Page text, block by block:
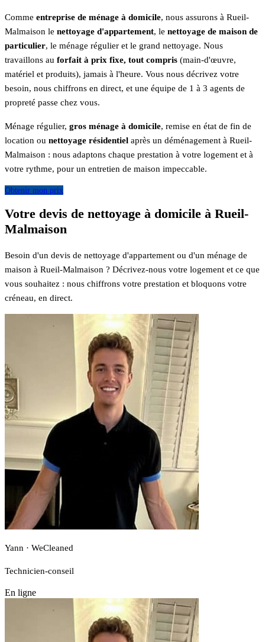
Comme entreprise de ménage à domicile, nous assurons à Rueil-
Malmaison le nettoyage d'appartement, le nettoyage de maison de
particulier, le ménage régulier et le grand nettoyage. Nous
travaillons au forfait à prix fixe, tout compris (main-d'œuvre,
matériel et produits), jamais à l'heure. Vous nous décrivez votre
besoin, nous chiffrons en direct, et une équipe de 1 à 3 agents de
propreté passe chez vous.
Ménage régulier, gros ménage à domicile, remise en état de fin de
location ou nettoyage résidentiel après un déménagement à Rueil-
Malmaison : nous adaptons chaque prestation à votre logement et à
votre rythme, pour un entretien de maison impeccable.
Obtenir mon prix
Votre devis de nettoyage à domicile à Rueil-
Malmaison
Besoin d'un devis de nettoyage d'appartement ou d'un ménage de
maison à Rueil-Malmaison ? Décrivez-nous votre logement et ce que
vous souhaitez : nous chiffrons votre prestation et bloquons votre
créneau, en direct.
Yann · WeCleaned
Technicien-conseil
En ligne